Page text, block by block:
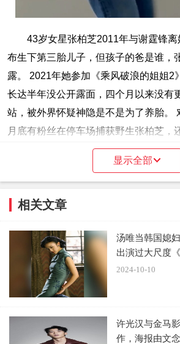
43岁女星张柏芝2011年与谢霆锋离
布生下第三胎儿子，但孩子的爸是谁，
露。 2021年她参加《乘风破浪的姐姐2
长达半年没公开露面，四个月以来没有
站，被外界怀疑神隐是不是为了养胎。
月底有粉丝在停车场捕获野生张柏芝，
微博网友上月28日上传了一段偶遇
她妆发完整，穿着黑色上衣、紧身牛仔
变魔术讨她欢心，她惊讶的张大双眼，
「终于现身了？」。 影片中，她边走
相当可爱，但细看其身材和平坦小腹，
《天天向上》节目，笑说受够了家中都
一胎想生个女儿。 没想到2018年闪电
显示全部
相关文章
汤唯当韩国媳
出演过大尺度
2024-10-10
许光汉与金马
作，海报由文